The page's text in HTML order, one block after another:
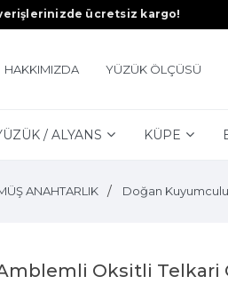
ücretsiz kargo!
HAKKIMIZDA YÜZÜK ÖLÇÜSÜ
/ ALYANS KÜPE
ANAHTARLIK Doğan
Oksitli Telkari